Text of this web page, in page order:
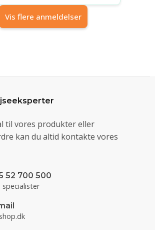
Vis flere anmeldelser
til vores produkter eller
kan du altid kontakte vores
52 700 500
specialister